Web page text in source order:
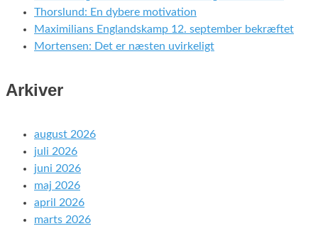
Thorslund: En dybere motivation
Maximilians Englandskamp 12. september bekræftet
Mortensen: Det er næsten uvirkeligt
Arkiver
august 2026
juli 2026
juni 2026
maj 2026
april 2026
marts 2026